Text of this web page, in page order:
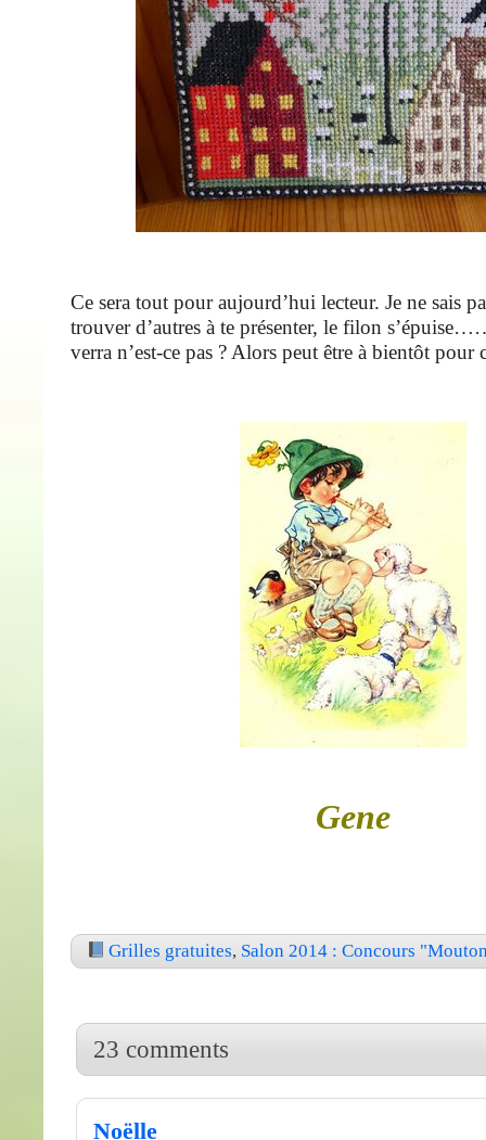
Ce sera tout pour aujourd’hui lecteur. Je ne sais
trouver d’autres à te présenter, le filon
verra n’est-ce pas ? Alors peut être à bientôt pour
Gene
Grilles gratuites, Salon 2014 : Concours
23 comments
Noëlle